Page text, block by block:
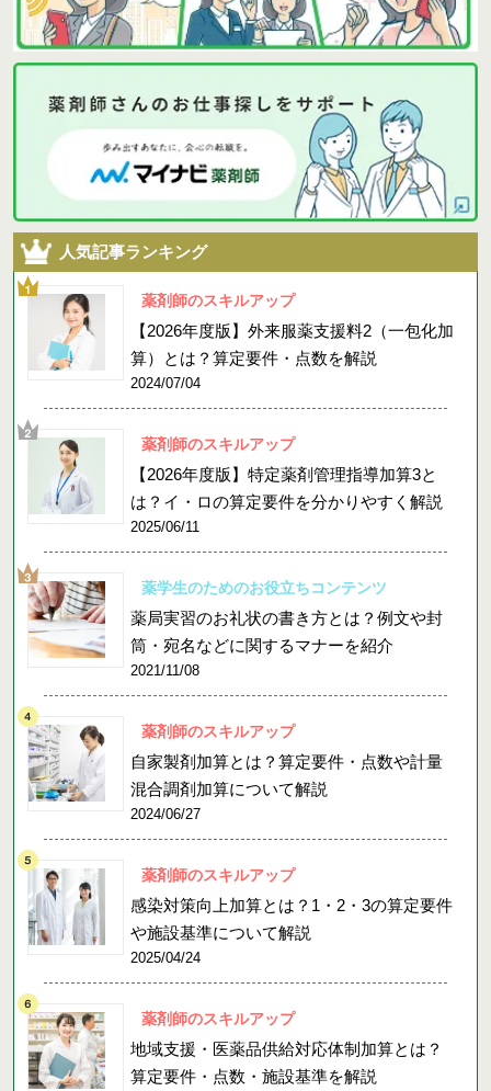
人気記事ランキング
薬剤師のスキルアップ
【2026年度版】外来服薬支援料2（一包化加
算）とは？算定要件・点数を解説
2024/07/04
薬剤師のスキルアップ
【2026年度版】特定薬剤管理指導加算3と
は？イ・ロの算定要件を分かりやすく解説
2025/06/11
薬学生のためのお役立ちコンテンツ
薬局実習のお礼状の書き方とは？例文や封
筒・宛名などに関するマナーを紹介
2021/11/08
薬剤師のスキルアップ
自家製剤加算とは？算定要件・点数や計量
混合調剤加算について解説
2024/06/27
薬剤師のスキルアップ
感染対策向上加算とは？1・2・3の算定要件
や施設基準について解説
2025/04/24
薬剤師のスキルアップ
地域支援・医薬品供給対応体制加算とは？
算定要件・点数・施設基準を解説